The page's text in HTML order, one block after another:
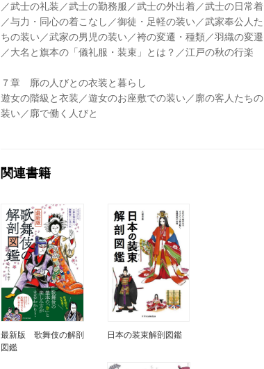
／武士の礼装／武士の勤務服／武士の外出着／武士の日常着
／与力・同心の着こなし／御徒・足軽の装い／武家奉公人た
ちの装い／武家の男児の装い／袴の変遷・種類／羽織の変遷
／大名と旗本の「儀礼服・装束」とは？／江戸の秋の行楽
７章 廓の人びとの衣装と暮らし
遊女の階級と衣装／遊女のお座敷での装い／廓の客人たちの
装い／廓で働く人びと
関連書籍
最新版 歌舞伎の解剖
図鑑
日本の装束解剖図鑑